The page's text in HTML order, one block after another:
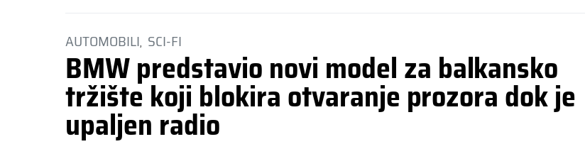
AUTOMOBILI SCI-FI
BMW predstavio novi model za balkansko
tržište koji blokira otvaranje prozora dok je
upaljen radio